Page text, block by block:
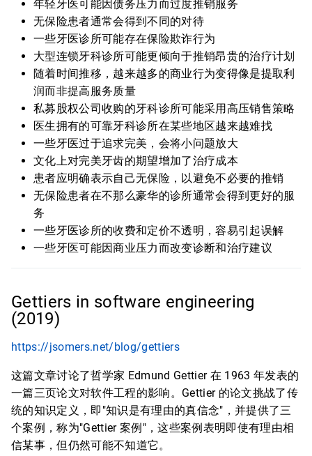
年轻牙医可能因债务压力而过度推销服务
无保险患者通常会得到不同的对待
一些牙医诊所可能存在保险欺诈行为
大型连锁牙科诊所可能更倾向于推销昂贵的治疗计划
随着时间推移，越来越多的商业行为变得像是提取利
润而非提高服务质量
私募股权公司收购的牙科诊所可能采用高压销售策略
医生拥有的可靠牙科诊所在某些地区越来越难找
一些牙医过于追求完美，会将小问题放大
文化上对完美牙齿的期望增加了治疗成本
患者应明确表示自己无保险，以避免不必要的推销
无保险患者在不那么豪华的诊所通常会得到更好的服
务
一些牙医诊所的收费和定价不透明，容易引起误解
一些牙医可能因商业压力而改变诊断和治疗建议
Gettiers in software engineering
(2019)
https://jsomers.net/blog/gettiers
这篇文章讨论了哲学家 Edmund Gettier 在 1963 年发表的
一篇三页论文对软件工程的影响。Gettier 的论文挑战了传
统的知识定义，即"知识是有理由的真信念"，并提供了三
个案例，称为"Gettier 案例"，这些案例表明即使有理由相
信某事，但仍然可能不知道它。